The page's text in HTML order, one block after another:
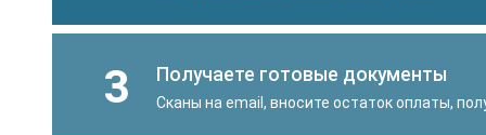
3 Получаете готовые документы
Сканы на email, вносите остаток оплаты,